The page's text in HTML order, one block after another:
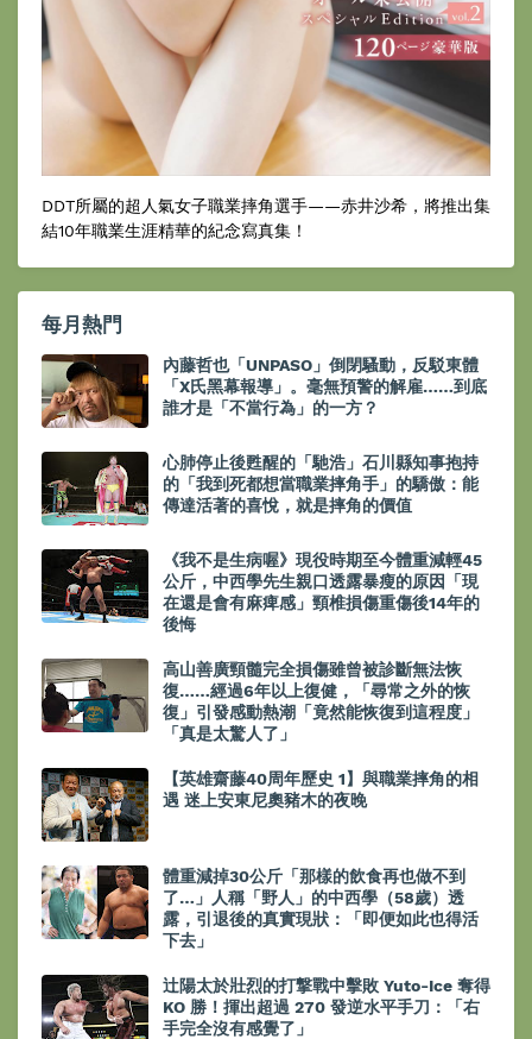
DDT所屬的超人氣女子職業摔角選手——赤井沙希，將推出集
結10年職業生涯精華的紀念寫真集！
每月熱門
內藤哲也「UNPASO」倒閉騷動，反駁東體
「X氏黑幕報導」。毫無預警的解雇……到底
誰才是「不當行為」的一方？
心肺停止後甦醒的「馳浩」石川縣知事抱持
的「我到死都想當職業摔角手」的驕傲：能
傳達活著的喜悅，就是摔角的價值
《我不是生病喔》現役時期至今體重減輕45
公斤，中西學先生親口透露暴瘦的原因「現
在還是會有麻痺感」頸椎損傷重傷後14年的
後悔
高山善廣頸髓完全損傷雖曾被診斷無法恢
復……經過6年以上復健，「尋常之外的恢
復」引發感動熱潮「竟然能恢復到這程度」
「真是太驚人了」
【英雄齋藤40周年歷史 1】與職業摔角的相
遇 迷上安東尼奧豬木的夜晚
體重減掉30公斤「那樣的飲食再也做不到
了…」人稱「野人」的中西學（58歲）透
露，引退後的真實現狀：「即便如此也得活
下去」
辻陽太於壯烈的打撃戰中擊敗 Yuto-Ice 奪得
KO 勝！揮出超過 270 發逆水平手刀：「右
手完全沒有感覺了」